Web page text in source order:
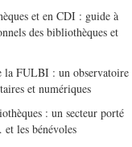
et en CDI : guide à
des bibliothèques et
la FULBI : un observatoire
et numériques
: un secteur porté
les bénévoles